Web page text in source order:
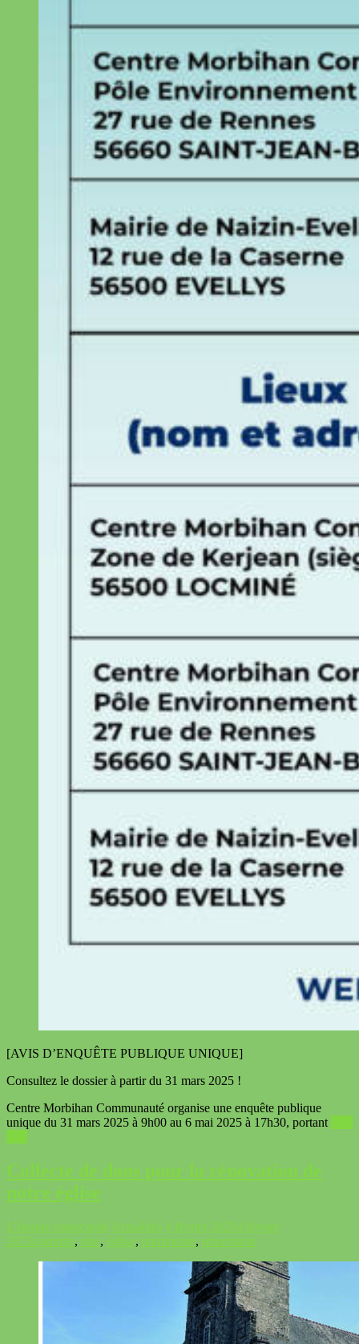
[AVIS D’ENQUÊTE PUBLIQUE UNIQUE]
Consultez le dossier à partir du 31 mars 2025 !
Centre Morbihan Communauté organise une enquête publique
unique du 31 mars 2025 à 9h00 au 6 mai 2025 à 17h30, portant
Collecte de dons pour la rénovation de
notre église
L'équipe municipale Actualités 4 février 20254 février
2025cagnotte, don, église, patrimoine, rénovation